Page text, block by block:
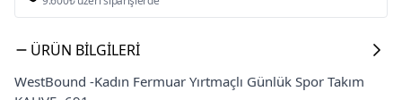
ÜRÜN BILGILERI
WestBound -Kadın Fermuar Yırtmaçlı Günlük Spor Takım